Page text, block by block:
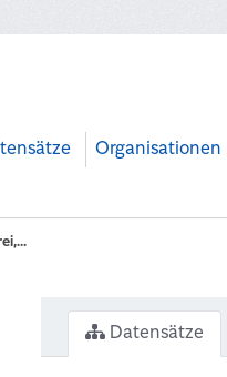
Organisationen
Datensätze